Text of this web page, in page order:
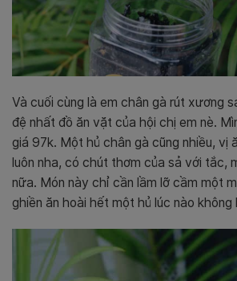
Và cuối cùng là em chân gà rút xương
đệ nhất đồ ăn vặt của hội chị em nè.
giá 97k. Một hủ chân gà cũng nhiều, vị
luôn nha, có chút thơm của sả với tắc,
nữa. Món này chỉ cần lầm lỡ cầm một
ghiền ăn hoài hết một hủ lúc nào không